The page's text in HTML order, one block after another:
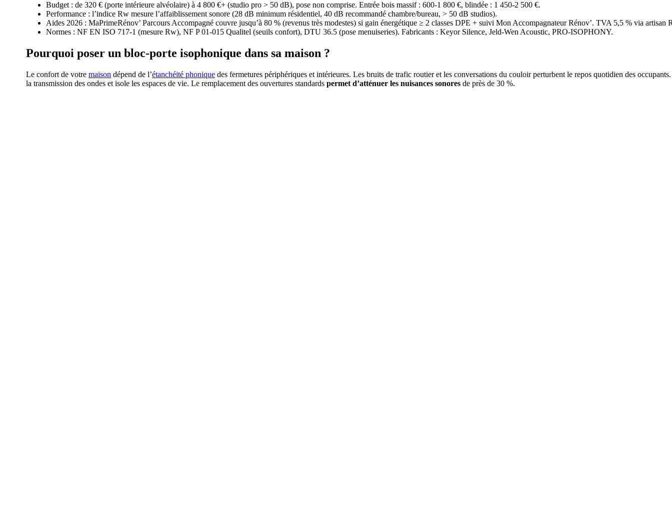
Budget : de 320 € (porte intérieure alvéolaire) à 4 800 €+ (studio pro > 50 dB), pose non comprise. Entrée bois massif : 600-1 800 €, blindée : 1 450-2 500 €.
Performance : l’indice Rw mesure l’affaiblissement sonore (28 dB minimum résidentiel, 40 dB recommandé chambre/bureau, > 50 dB studios).
Aides 2026 : MaPrimeRénov’ Parcours Accompagné couvre jusqu’à 80 % (revenus très modestes) si gain énergétique ≥ 2 classes DPE + suivi Mon Accompagnateur Rénov’. TVA 5,5 % via artisan
Normes : NF EN ISO 717-1 (mesure Rw), NF P 01-015 Qualitel (seuils confort), DTU 36.5 (pose menuiseries). Fabricants : Keyor Silence, Jeld-Wen Acoustic, PRO-ISOPHONY.
Pourquoi poser un bloc-porte isophonique dans sa maison ?
Le confort de votre maison dépend de l’étanchéité phonique des fermetures périphériques et intérieures. Les bruits de trafic routier et les conversations du couloir perturbent le repos quotidien des
la transmission des ondes et isole les espaces de vie. Le remplacement des ouvertures standards permet d’atténuer les nuisances sonores de près de 30 %.